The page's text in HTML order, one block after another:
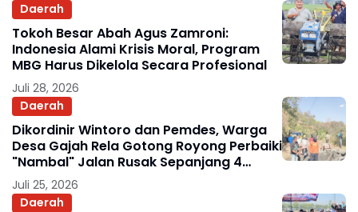
Daerah
Tokoh Besar Abah Agus Zamroni:
Indonesia Alami Krisis Moral, Program
MBG Harus Dikelola Secara Profesional
Juli 28, 2026
Daerah
Dikordinir Wintoro dan Pemdes, Warga
Desa Gajah Rela Gotong Royong Perbaiki
"Nambal" Jalan Rusak Sepanjang 4
Kilometer
Juli 25, 2026
Daerah